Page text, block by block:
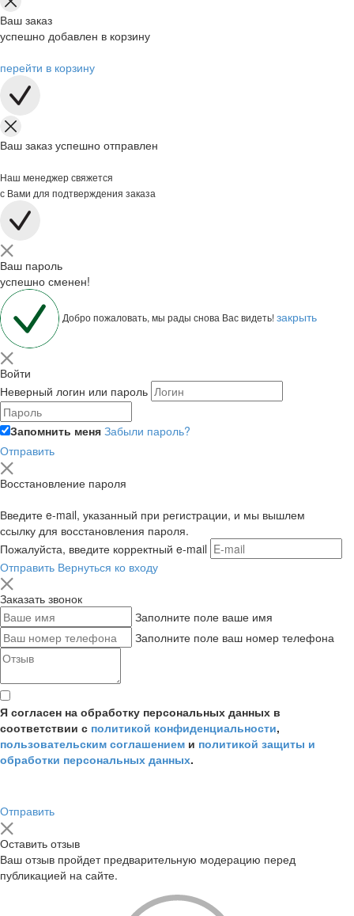
Ваш заказ
успешно добавлен в корзину
перейти в корзину
Ваш заказ успешно отправлен
Наш менеджер свяжется
с Вами для подтверждения заказа
Ваш пароль
успешно сменен!
Добро пожаловать, мы рады снова Вас видеть!закрыть
Войти
Неверный логин или пароль
Запомнить меня Забыли пароль?
Отправить
Восстановление пароля
Введите e-mail, указанный при регистрации, и мы вышлем
ссылку для восстановления пароля.
Пожалуйста, введите корректный e-mail
Отправить Вернуться ко входу
Заказать звонок
Заполните поле ваше имя
Заполните поле ваш номер телефона
Я согласен на обработку персональных данных в
соответствии с политикой конфиденциальности,
пользовательским соглашением и политикой защиты и
обработки персональных данных.
Отправить
Оставить отзыв
Ваш отзыв пройдет предварительную модерацию перед
публикацией на сайте.